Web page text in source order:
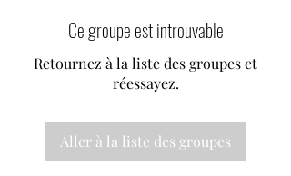
Ce groupe est introuvable
Retournez à la liste des groupes et
réessayez.
Aller à la liste des groupes